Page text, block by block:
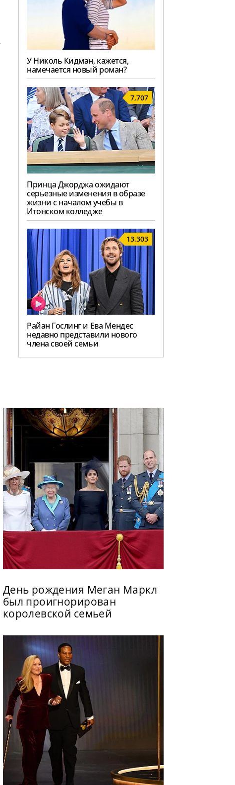
У Николь Кидман, кажется,
намечается новый роман?
7,707
Принца Джорджа ожидают
серьезные изменения в образе
жизни с началом учебы в
Итонском колледже
13,303
Райан Гослинг и Ева Мендес
недавно представили нового
члена своей семьи
День рождения Меган Маркл
был проигнорирован
королевской семьей